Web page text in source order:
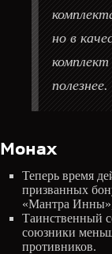
но в
полезнее.
Монах
Теперь время
призванных
«Мантра Инны»,
Таинственный
союзники
противников.